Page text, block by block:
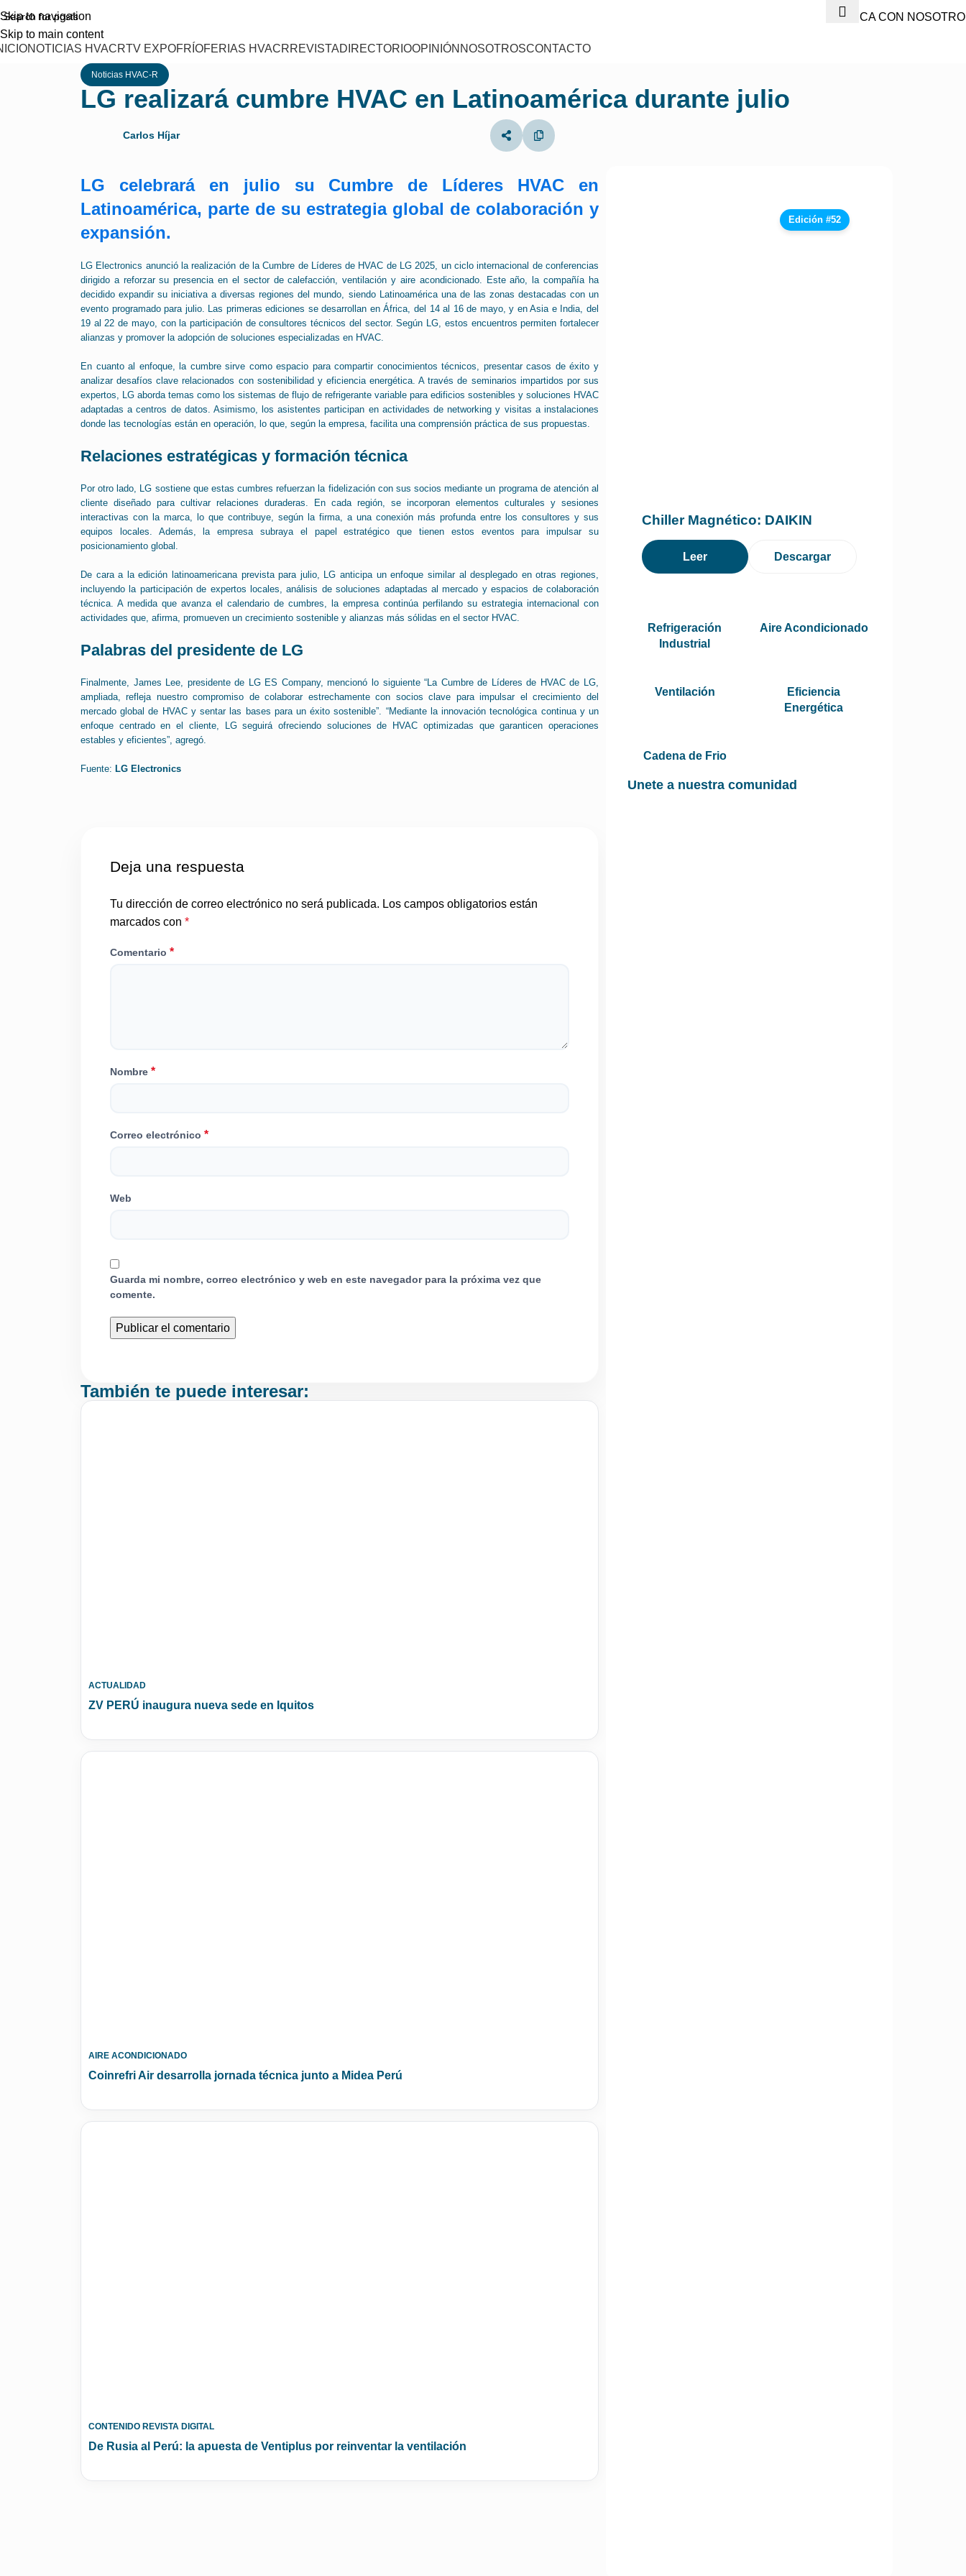
Skip to navigation
Skip to main content
PUBLICA CON
NOTICIAS HVACRTV EXPOFRÍOFERIAS HVACRREVISTADIRECTORIOOPINIÓN NOSOTROSCONTACTO
Noticias HVAC-R
LG realizará cumbre HVAC en Latinoamérica durante julio
Carlos Híjar
LG celebrará en julio su Cumbre de Líderes HVAC en
Latinoamérica, parte de su estrategia global de colaboración y
expansión.
LG Electronics anunció la realización de la Cumbre de Líderes de HVAC de LG 2025, un ciclo internacional de conferencias
dirigido a reforzar su presencia en el sector de calefacción, ventilación y aire acondicionado. Este año, la compañía ha
decidido expandir su iniciativa a diversas regiones del mundo, siendo Latinoamérica una de las zonas destacadas con un
evento programado para julio. Las primeras ediciones se desarrollan en África, del 14 al 16 de mayo, y en Asia e India, del
19 al 22 de mayo, con la participación de consultores técnicos del sector. Según LG, estos encuentros permiten fortalecer
alianzas y promover la adopción de soluciones especializadas en HVAC.
En cuanto al enfoque, la cumbre sirve como espacio para compartir conocimientos técnicos, presentar casos de éxito y
analizar desafíos clave relacionados con sostenibilidad y eficiencia energética. A través de seminarios impartidos por sus
expertos, LG aborda temas como los sistemas de flujo de refrigerante variable para edificios sostenibles y soluciones HVAC
adaptadas a centros de datos. Asimismo, los asistentes participan en actividades de networking y visitas a instalaciones
donde las tecnologías están en operación, lo que, según la empresa, facilita una comprensión práctica de sus propuestas.
Relaciones estratégicas y formación técnica
Por otro lado, LG sostiene que estas cumbres refuerzan la fidelización con sus socios mediante un programa de atención al
cliente diseñado para cultivar relaciones duraderas. En cada región, se incorporan elementos culturales y sesiones
interactivas con la marca, lo que contribuye, según la firma, a una conexión más profunda entre los consultores y sus
equipos locales. Además, la empresa subraya el papel estratégico que tienen estos eventos para impulsar su
posicionamiento global.
De cara a la edición latinoamericana prevista para julio, LG anticipa un enfoque similar al desplegado en otras regiones,
incluyendo la participación de expertos locales, análisis de soluciones adaptadas al mercado y espacios de colaboración
técnica. A medida que avanza el calendario de cumbres, la empresa continúa perfilando su estrategia internacional con
actividades que, afirma, promueven un crecimiento sostenible y alianzas más sólidas en el sector HVAC.
Palabras del presidente de LG
Finalmente, James Lee, presidente de LG ES Company, mencionó lo siguiente “La Cumbre de Líderes de HVAC de LG,
ampliada, refleja nuestro compromiso de colaborar estrechamente con socios clave para impulsar el crecimiento del
mercado global de HVAC y sentar las bases para un éxito sostenible”. “Mediante la innovación tecnológica continua y un
enfoque centrado en el cliente, LG seguirá ofreciendo soluciones de HVAC optimizadas que garanticen operaciones
estables y eficientes”, agregó.
Fuente: LG Electronics
Deja una respuesta
Tu dirección de correo electrónico no será publicada. Los campos obligatorios están
marcados con *
Comentario *
Nombre *
Correo electrónico *
Web
Guarda mi nombre, correo electrónico y web en este navegador para la próxima vez que
comente.
También te puede interesar:
ACTUALIDAD
ZV PERÚ inaugura nueva sede en Iquitos
AIRE ACONDICIONADO
Coinrefri Air desarrolla jornada técnica junto a Midea Perú
CONTENIDO REVISTA DIGITAL
De Rusia al Perú: la apuesta de Ventiplus por reinventar la ventilación
Edición #52
Chiller Magnético: DAIKIN
Leer Descargar
Refrigeración
Industrial
Aire Acondicionado
Ventilación
Eficiencia
Energética
Cadena de Frio
Unete a nuestra comunidad